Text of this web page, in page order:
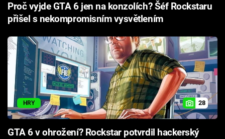
Proč vyjde GTA 6 jen na konzolích? Šéf Rockstaru
přišel s nekompromisním vysvětlením
HRY 28
GTA 6 v ohrožení? Rockstar potvrdil hackerský